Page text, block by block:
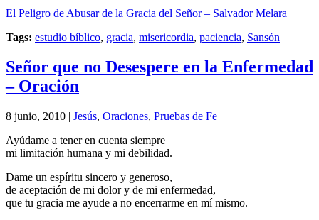
El Peligro de Abusar de la Gracia del Señor – Salvador Melara
Tags: estudio bíblico, gracia, misericordia, paciencia, Sansón
Señor que no Desespere en la Enfermedad
– Oración
8 junio, 2010 | Jesús, Oraciones, Pruebas de Fe
Ayúdame a tener en cuenta siempre
mi limitación humana y mi debilidad.
Dame un espíritu sincero y generoso,
de aceptación de mi dolor y de mi enfermedad,
que tu gracia me ayude a no encerrarme en mí mismo.